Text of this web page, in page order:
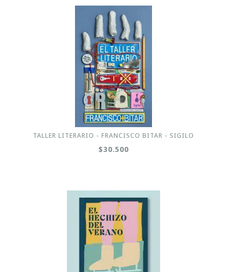
TALLER LITERARIO - FRANCISCO BITAR - SIGILO
$30.500